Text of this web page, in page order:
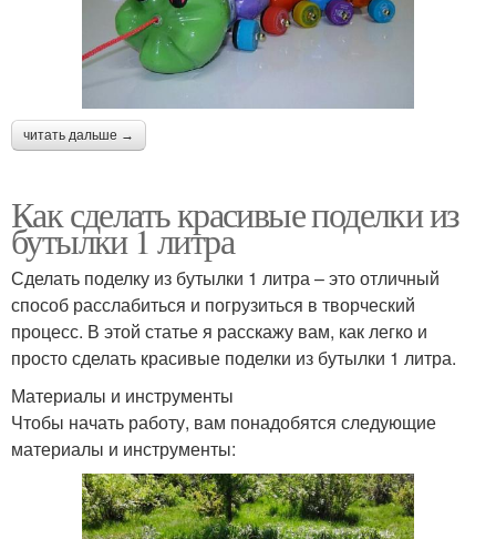
читать дальше →
Как сделать красивые поделки из
бутылки 1 литра
Сделать поделку из бутылки 1 литра – это отличный
способ расслабиться и погрузиться в творческий
процесс. В этой статье я расскажу вам, как легко и
просто сделать красивые поделки из бутылки 1 литра.
Материалы и инструменты
Чтобы начать работу, вам понадобятся следующие
материалы и инструменты: